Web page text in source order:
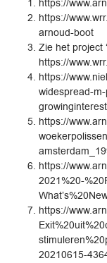
https://
https://
arnoud-boot
Zie het project
https://
https://
widespread-
https://
https://
2021%20-
https://
20210615-